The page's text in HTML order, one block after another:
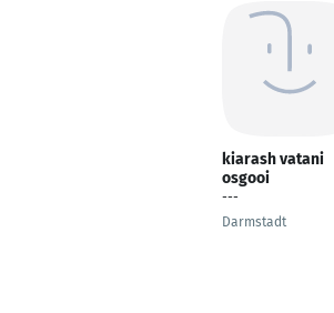
kiarash vatani
osgooi
---
Darmstadt